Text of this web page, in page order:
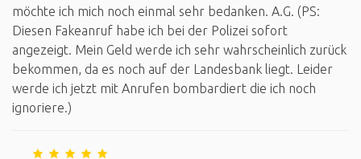
möchte ich mich noch einmal sehr bedanken. A.G. (PS:
Diesen Fakeanruf habe ich bei der Polizei sofort
angezeigt. Mein Geld werde ich sehr wahrscheinlich zurück
bekommen, da es noch auf der Landesbank liegt. Leider
werde ich jetzt mit Anrufen bombardiert die ich noch
ignoriere.)